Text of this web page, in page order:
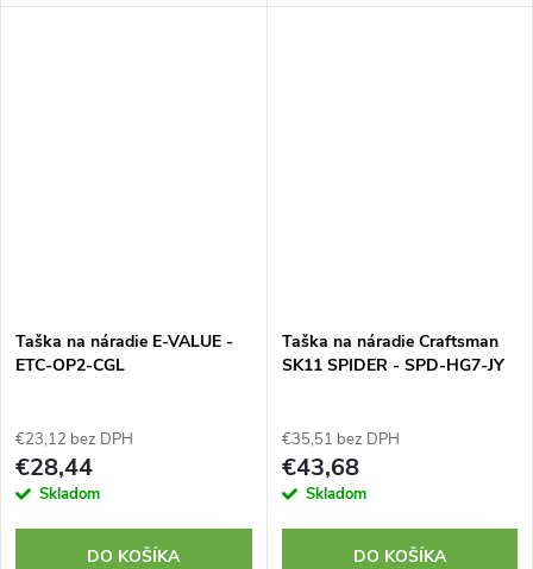
Taška na náradie E-VALUE -
ETC-OP2-CGL
€23,12 bez DPH
€28,44
Skladom
DO KOŠÍKA
Taška na náradie Craftsman
SK11 SPIDER - SPD-HG7-JY
€35,51 bez DPH
€43,68
Skladom
DO KOŠÍKA